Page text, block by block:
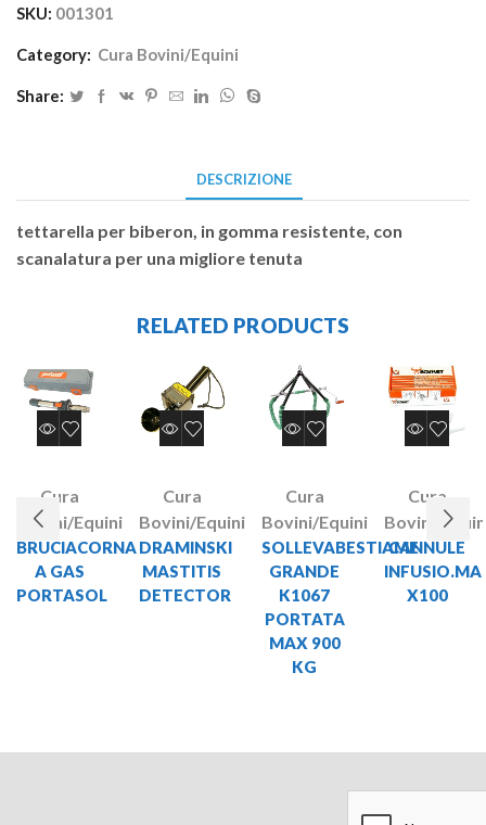
SKU: 001301
Category: Cura Bovini/Equini
Share:
DESCRIZIONE
tettarella per biberon, in gomma resistente, con
scanalatura per una migliore tenuta
RELATED PRODUCTS
Cura
Bovini/Equini
BRUCIACORNA
A GAS
PORTASOL
Cura
Bovini/Equini
DRAMINSKI
MASTITIS
DETECTOR
Cura
Bovini/Equini
SOLLEVABESTIAME
GRANDE
K1067
PORTATA
MAX 900
KG
Cura
Bovini/
CANNULE
X100